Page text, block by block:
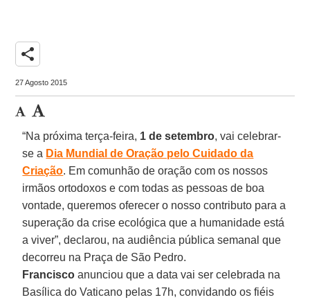
share
27 Agosto 2015
“Na próxima terça-feira, 1 de setembro, vai celebrar-
se a Dia Mundial de Oração pelo Cuidado da
Criação. Em comunhão de oração com os nossos
irmãos ortodoxos e com todas as pessoas de boa
vontade, queremos oferecer o nosso contributo para a
superação da crise ecológica que a humanidade está
a viver”, declarou, na audiência pública semanal que
decorreu na Praça de São Pedro.
Francisco anunciou que a data vai ser celebrada na
Basílica do Vaticano pelas 17h, convidando os fiéis